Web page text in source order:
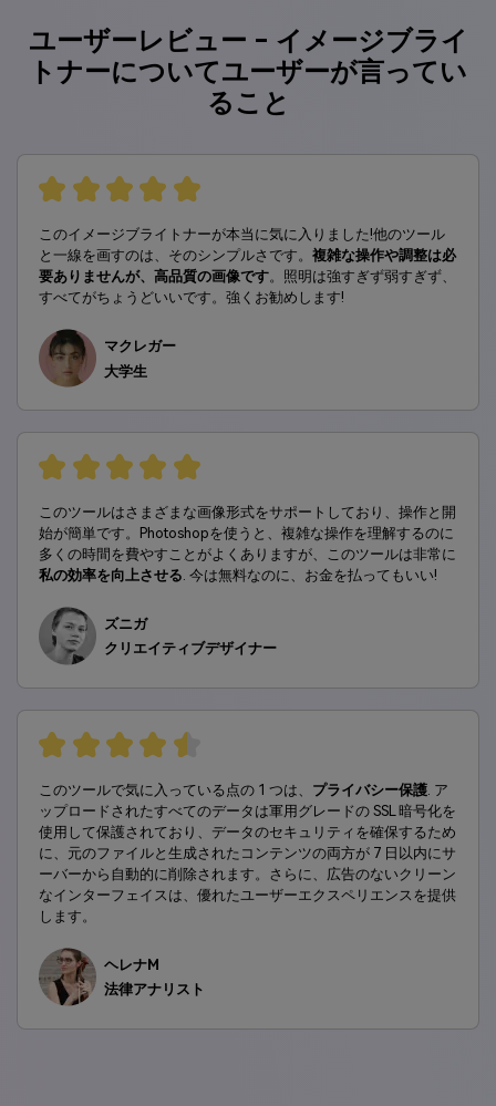
ユーザーレビュー - イメージブライ
トナーについてユーザーが言ってい
ること
このイメージブライトナーが本当に気に入りました!他のツール
と一線を画すのは、そのシンプルさです。複雑な操作や調整は必
要ありませんが、高品質の画像です。照明は強すぎず弱すぎず、
すべてがちょうどいいです。強くお勧めします!
マクレガー
大学生
このツールはさまざまな画像形式をサポートしており、操作と開
始が簡単です。Photoshopを使うと、複雑な操作を理解するのに
多くの時間を費やすことがよくありますが、このツールは非常に
私の効率を向上させる. 今は無料なのに、お金を払ってもいい!
ズニガ
クリエイティブデザイナー
このツールで気に入っている点の 1 つは、 プライバシー保護. ア
ップロードされたすべてのデータは軍用グレードの SSL 暗号化を
使用して保護されており、データのセキュリティを確保するため
に、元のファイルと生成されたコンテンツの両方が 7 日以内にサ
ーバーから自動的に削除されます。さらに、広告のないクリーン
なインターフェイスは、優れたユーザーエクスペリエンスを提供
します。
ヘレナM
法律アナリスト